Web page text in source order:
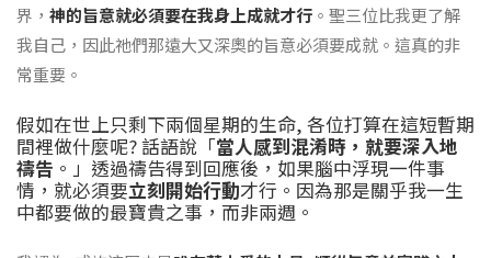
界， 神的旨意就必須要在我身上成就才行 。聖三位比我更了解
我自己，因此祂們那遠大又深奧的旨意必須要成就。這真的非
常重要。
假如在世上只剩下兩個星期的生命, 各位打算在這短暫期
間裡做什麼呢? 話語說「當人感到混淆時，就要深入地
禱告 。」透過禱告得到回應後，如果腦中浮現一件事
情，就必須要立刻開始行動才行。因為那是關乎我一生
中都要做的最寶貴之事，而非兩週。